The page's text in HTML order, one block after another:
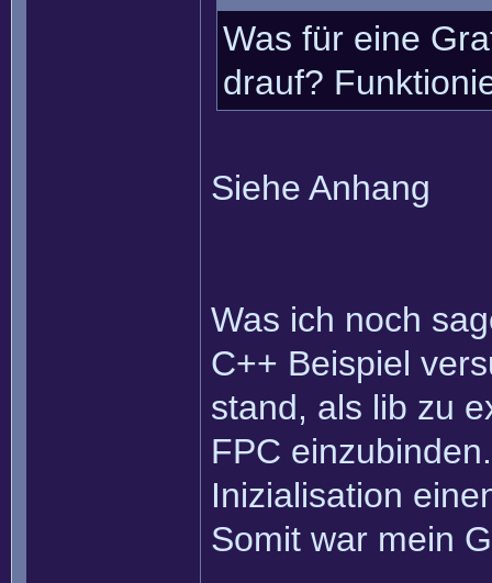
Was für eine
drauf?
Siehe Anhang
Was ich noch
C++ Beispiel
stand, als lib zu
FPC
Inizialisation
Somit war mein